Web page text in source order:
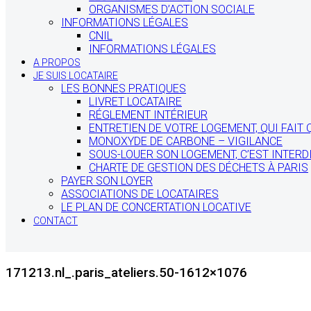
ORGANISMES D’ACTION SOCIALE
INFORMATIONS LÉGALES
CNIL
INFORMATIONS LÉGALES
A PROPOS
JE SUIS LOCATAIRE
LES BONNES PRATIQUES
LIVRET LOCATAIRE
RÉGLEMENT INTÉRIEUR
ENTRETIEN DE VOTRE LOGEMENT, QUI FAIT
MONOXYDE DE CARBONE – VIGILANCE
SOUS-LOUER SON LOGEMENT, C’EST
CHARTE DE GESTION DES DÉCHETS À PARIS
PAYER SON LOYER
ASSOCIATIONS DE LOCATAIRES
LE PLAN DE CONCERTATION LOCATIVE
CONTACT
171213.nl_.paris_ateliers.50-1612×1076